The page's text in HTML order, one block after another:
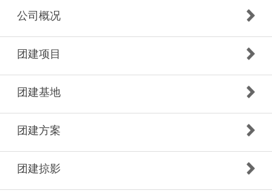
公司概况
团建项目
团建基地
团建方案
团建掠影